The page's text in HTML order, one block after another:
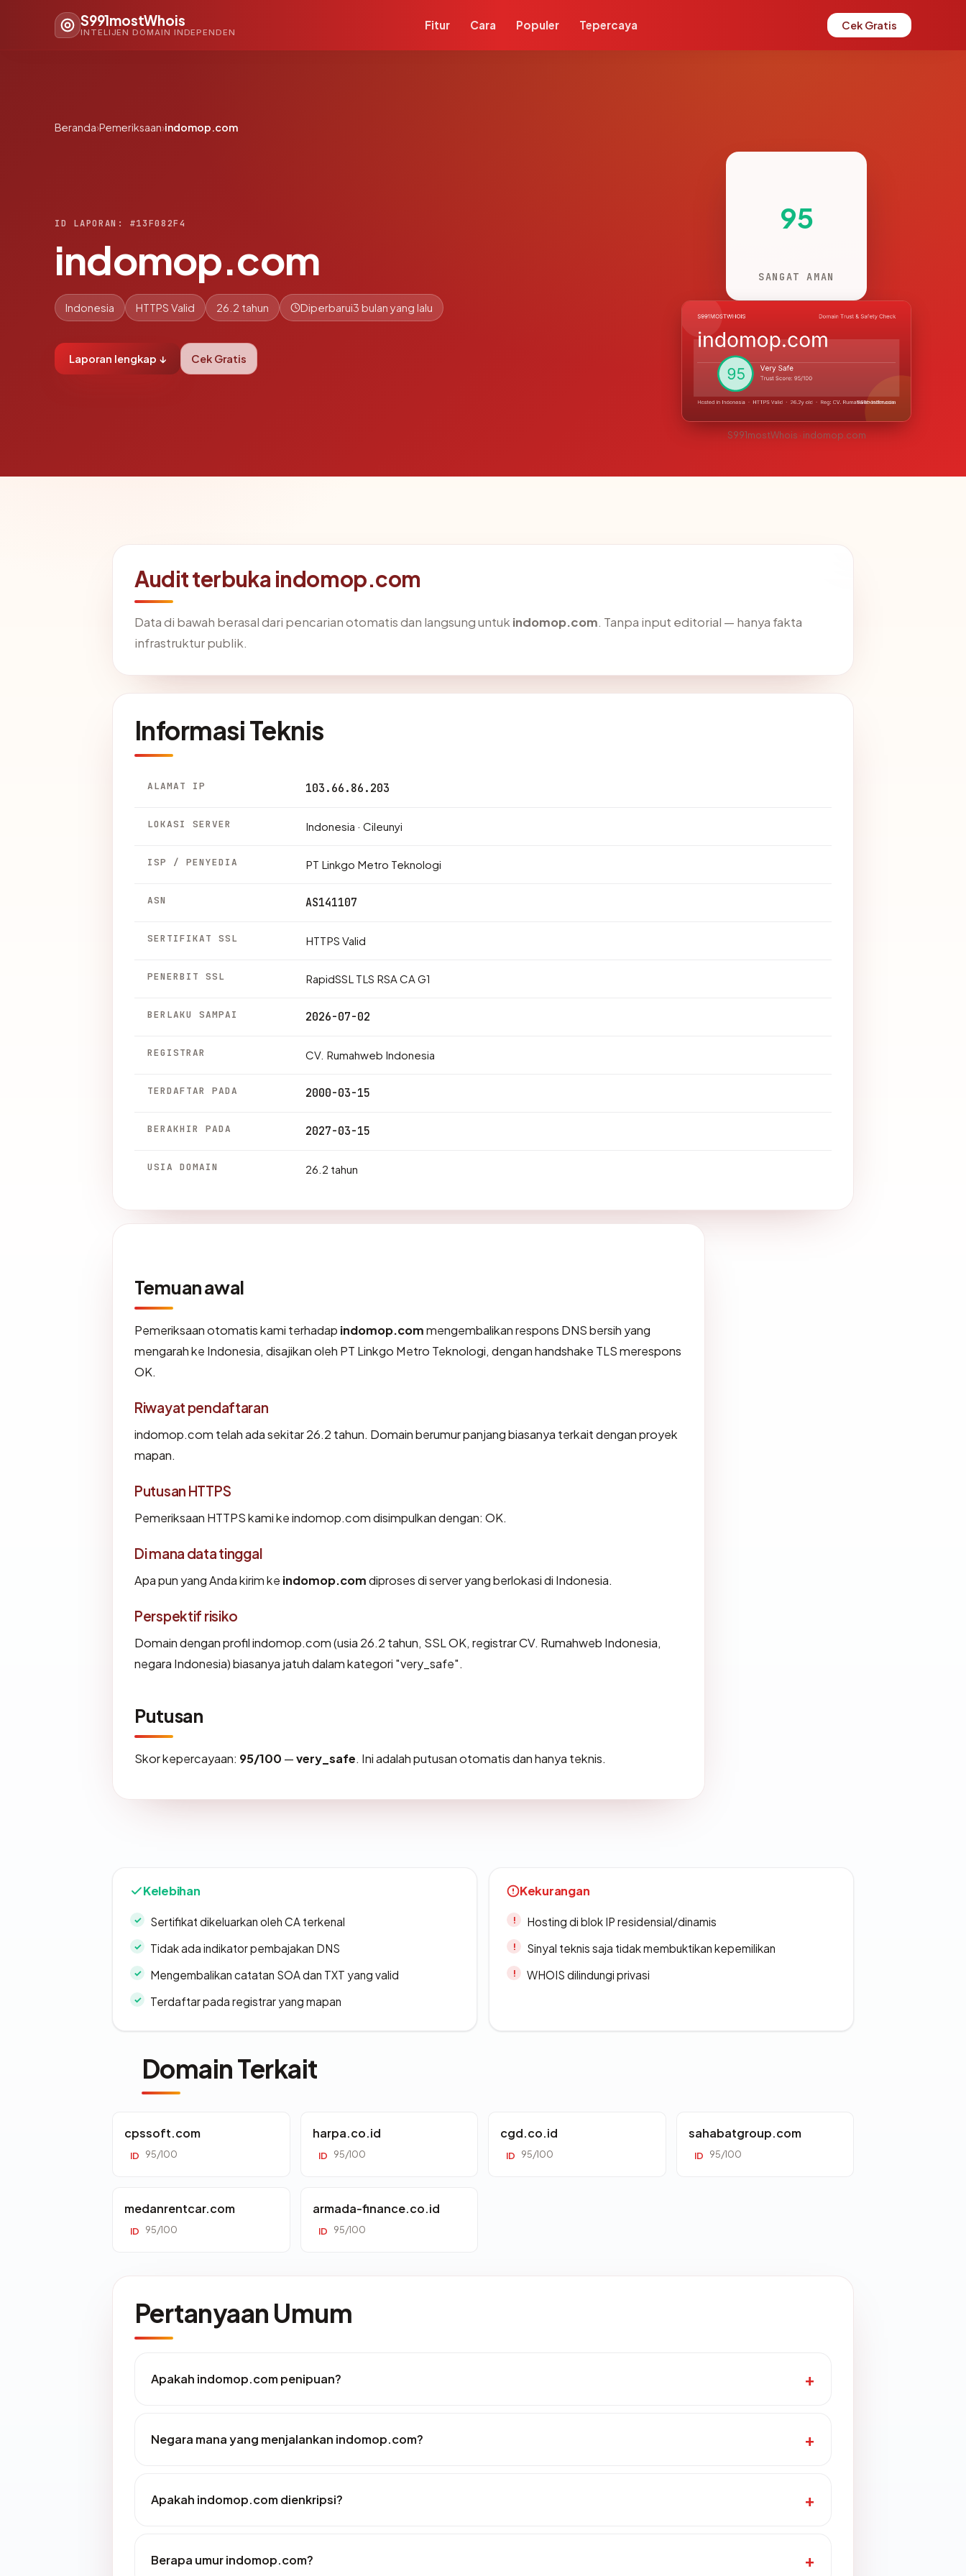
S991mostWhois
INTELIJEN DOMAIN INDEPENDEN
Fitur Cara Populer Tepercaya Cek Gratis
Beranda›Pemeriksaan›indomop.com
ID LAPORAN: #13F082F4
indomop.com
Indonesia HTTPS Valid 26.2 tahun Diperbarui3 bulan yang lalu
Laporan lengkap ↓ Cek Gratis
95
SANGAT AMAN
S991mostWhois · indomop.com
Audit terbuka indomop.com
Data di bawah berasal dari pencarian otomatis dan langsung untuk indomop.com. Tanpa input editorial — hanya fakta
infrastruktur publik.
Informasi Teknis
ALAMAT IP 103.66.86.203
LOKASI SERVER Indonesia · Cileunyi
ISP / PENYEDIA PT Linkgo Metro Teknologi
ASN AS141107
SERTIFIKAT SSL HTTPS Valid
PENERBIT SSL RapidSSL TLS RSA CA G1
BERLAKU SAMPAI 2026-07-02
REGISTRAR CV. Rumahweb Indonesia
TERDAFTAR PADA 2000-03-15
BERAKHIR PADA 2027-03-15
USIA DOMAIN 26.2 tahun
Temuan awal
Pemeriksaan otomatis kami terhadap indomop.commengembalikan respons DNS bersih yang
mengarah ke Indonesia, disajikan oleh PT Linkgo Metro Teknologi, dengan handshake TLS merespons
OK.
Riwayat pendaftaran
indomop.com telah ada sekitar 26.2 tahun. Domain berumur panjang biasanya terkait dengan proyek
mapan.
Putusan HTTPS
Pemeriksaan HTTPS kami ke indomop.com disimpulkan dengan: OK.
Di mana data tinggal
Apa pun yang Anda kirim ke indomop.comdiproses di server yang berlokasi di Indonesia.
Perspektif risiko
Domain dengan profil indomop.com (usia 26.2 tahun, SSL OK, registrar CV. Rumahweb Indonesia,
negara Indonesia) biasanya jatuh dalam kategori "very_safe".
Putusan
Skor kepercayaan: 95/100 —very_safe. Ini adalah putusan otomatis dan hanya teknis.
Kelebihan
Sertifikat dikeluarkan oleh CA terkenal
Tidak ada indikator pembajakan DNS
Mengembalikan catatan SOA dan TXT yang valid
Terdaftar pada registrar yang mapan
Kekurangan
Hosting di blok IP residensial/dinamis
Sinyal teknis saja tidak membuktikan kepemilikan
WHOIS dilindungi privasi
Domain Terkait
cpssoft.com
ID 95/100
harpa.co.id
ID 95/100
cgd.co.id
ID 95/100
sahabatgroup.com
ID 95/100
medanrentcar.com
ID 95/100
armada-finance.co.id
ID 95/100
Pertanyaan Umum
Apakah indomop.com penipuan?
Negara mana yang menjalankan indomop.com?
Apakah indomop.com dienkripsi?
Berapa umur indomop.com?